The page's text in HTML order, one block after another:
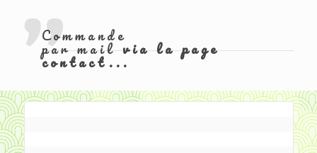
Commande
par mailvia la page
contact...